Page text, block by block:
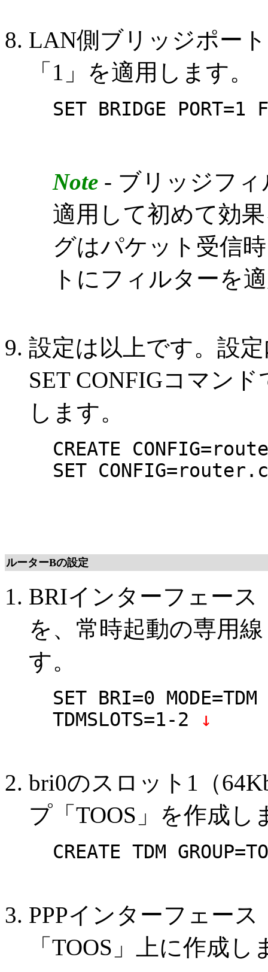
LAN側ブリッジポー
「1」を適用します。
SET BRIDGE PORT=1
Note - ブリッジフ
適用して初めて効
グはパケット受信
トにフィルターを
設定は以上です。設
SET CONFIGコマン
します。
CREATE
SET
ルーターBの設定
BRIインターフェース
を、常時起動の専用
す。
SET BRI=0 MODE=TDM
TDMSLOTS=1-2 ↓
bri0のスロット1（
プ「TOOS」を作成し
CREATE TDM
PPPインターフェー
「TOOS」上に作成し